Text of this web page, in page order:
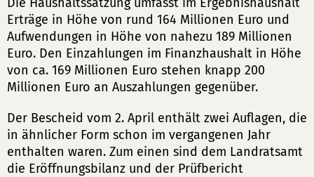
Erträge in Höhe von rund 164 Millionen Euro und
Aufwendungen in Höhe von nahezu 189 Millionen
Euro. Den Einzahlungen im Finanzhaushalt in Höhe
von ca. 169 Millionen Euro stehen knapp 200
Millionen Euro an Auszahlungen gegenüber.
Der Bescheid vom 2. April enthält zwei Auflagen, die
in ähnlicher Form schon im vergangenen Jahr
enthalten waren. Zum einen sind dem Landratsamt
die Eröffnungsbilanz und der Prüfbericht